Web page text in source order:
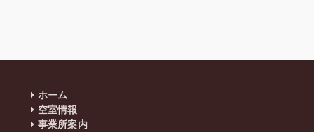
ホーム
空室情報
事業所案内